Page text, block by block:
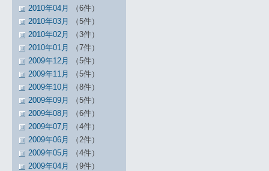
2010年04月
（6件）
2010年03月
（5件）
2010年02月
（3件）
2010年01月
（7件）
2009年12月
（5件）
2009年11月
（5件）
2009年10月
（8件）
2009年09月
（5件）
2009年08月
（6件）
2009年07月
（4件）
2009年06月
（2件）
2009年05月
（4件）
2009年04月
（9件）